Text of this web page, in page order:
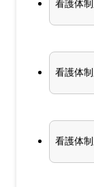
看護体
看護体
看護体